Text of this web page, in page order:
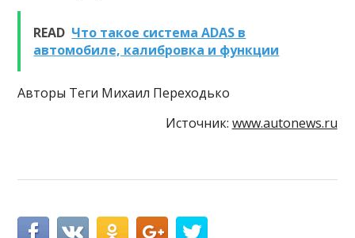
READ Что такое система ADAS в
автомобиле, калибровка и функции
Авторы Теги Михаил Переходько
Источник: www.autonews.ru